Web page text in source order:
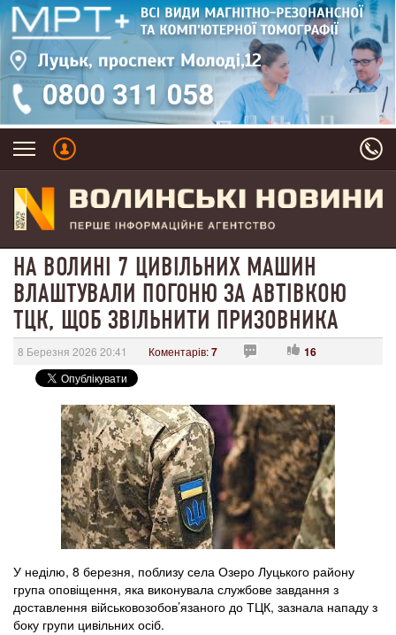
НА ВОЛИНІ 7 ЦИВІЛЬНИХ МАШИН
ВЛАШТУВАЛИ ПОГОНЮ ЗА АВТІВКОЮ
ТЦК, ЩОБ ЗВІЛЬНИТИ ПРИЗОВНИКА
8 Березня 2026 20:41 Коментарів:7 16
У неділю, 8 березня, поблизу села Озеро Луцького району
група оповіщення, яка виконувала службове завдання з
доставлення військовозобов’язаного до ТЦК, зазнала нападу з
боку групи цивільних осіб.